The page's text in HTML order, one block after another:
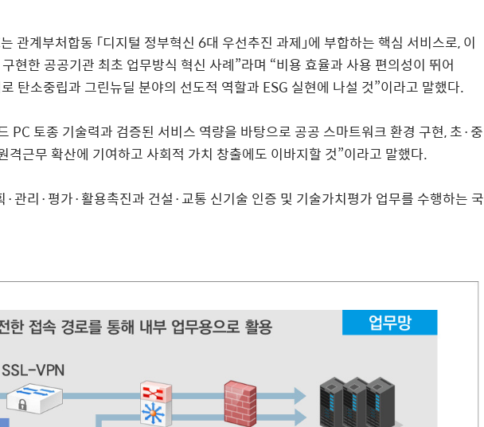
는 관계부처합동 「디지털 정부혁신 6대 우선추진 과제 」에 부합하는 핵심 서비스로,이
현한 공공기관 최초 업무방식 혁신 사례”라며 “비용 효율과 사용 편의성이 뛰어
탄소중립과 그린뉴딜 분야의 선도적 역할과 ESG 실현에 나설 것”이라고 말했다.
PC토종 기술력과 검증된 서비스 역량을 바탕으로 공공 스마트워크 환경 구현,초·중
격근무 확산에 기여하고 사회적 가치 창출에도 이바지할 것”이라고 말했다.
·관리·평가·활용촉진과 건설·교통 신기술 인증 및 기술가치평가 업무를 수행하는 국